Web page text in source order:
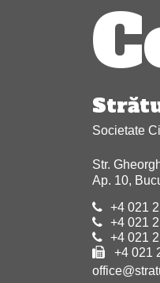
în
Societate
Str.
Ap. 10,
+4 021
+4 021
+4 021
+4 021